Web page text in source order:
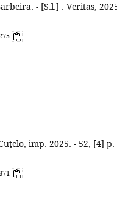
- [S.l.] : Veritas,
imp. 2025. - 52, [4] p.